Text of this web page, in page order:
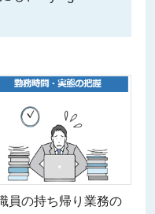
員の持ち帰り業務の